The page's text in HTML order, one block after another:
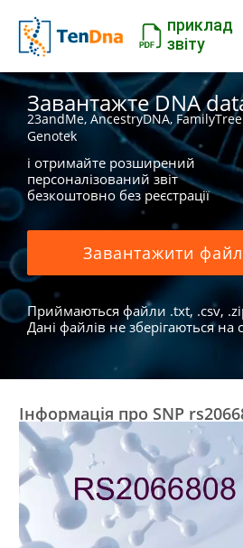
приклад
звіту
Завантажте DNA
23andMe, AncestryDNA,
Genotek
і отримайте розширений
персоналізований звіт
безкоштовно без реєстрації
Завантажити файл
Приймаються файли .txt, .csv,
Дані файлів не зберігаються на
Інформація про SNP